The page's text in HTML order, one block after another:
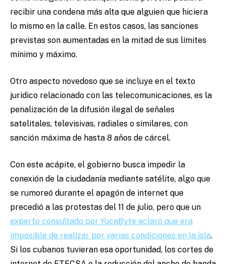
recibir una condena más alta que alguien que hiciera
lo mismo en la calle. En estos casos, las sanciones
previstas son aumentadas en la mitad de sus límites
mínimo y máximo.
Otro aspecto novedoso que se incluye en el texto
jurídico relacionado con las telecomunicaciones, es la
penalización de la difusión ilegal de señales
satelitales, televisivas, radiales o similares, con
sanción máxima de hasta 8 años de cárcel.
Con este acápite, el gobierno busca impedir la
conexión de la ciudadanía mediante satélite, algo que
se rumoreó durante el apagón de internet que
precedió a las protestas del 11 de julio, pero que un
experto consultado por YucaByte aclaró que era
imposible de realizar por varias condiciones en la isla.
Si los cubanos tuvieran esa oportunidad, los cortes de